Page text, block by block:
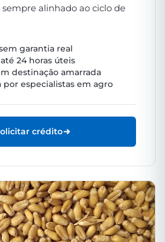
alinhado ao ciclo de
garantia real
24 horas úteis
destinação amarrada
por especialistas em agro
crédito